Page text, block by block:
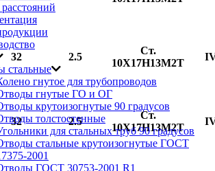
32 2.5
Ст.
10Х17Н13М2Т
32 2.5
Ст.
10Х17Н13М2Т
стальные
гнутое для трубопроводов
гнутые ГО и ОГ
крутоизогнутые 90 градусов
толстостенные
для стальных труб 90 градусов
стальные крутоизогнутые ГОСТ
2001
ГОСТ 30753-2001 R1